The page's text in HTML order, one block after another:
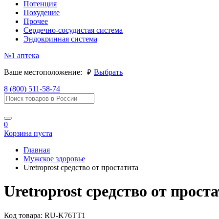
Потенция
Похудение
Прочее
Сердечно-сосудистая система
Эндокринная система
№1 аптека
Ваше местоположение:
руб. Выбрать
8 (800) 511-58-74
0
Корзина пуста
Главная
Мужское здоровье
Uretroprost средство от простатита
Uretroprost средство от
Код товара: RU-K76TT1